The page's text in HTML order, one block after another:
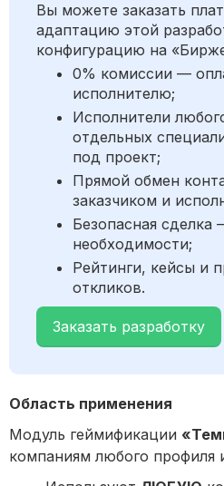
Вы можете заказать
адаптацию этой
конфигурацию на
0% комиссии —
исполнителю;
Исполнители
отдельных
под проект;
Прямой обмен
заказчиком и
Безопасная сделка
необходимости;
Рейтинги, кейсы и
откликов.
Заказать разработку
Область применения
Модуль геймификации
компаниям любого профиля